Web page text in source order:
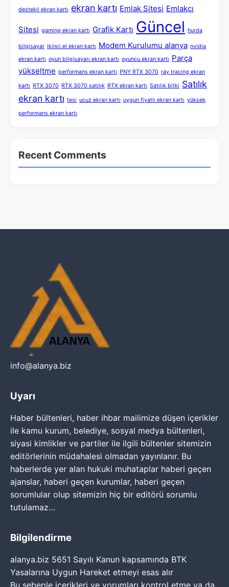
destekli ekran kartı ekran kartı Emlak Sitesi Emlakçı
Sitesi gaming ekran kartı Grafik Kartı Güncel hurda
bilgisayar ikinci el ekran kartı Modem Kurulumu alanya nvidia
ekran kartı oyun bilgisayarı ekran kartı oyuncu ekran kartı Parça
yükseltme performans ekran kartı PNY RTX 3070 ray tracing ekran
kartı RTX 3070 RTX 3070 satılık RTX ekran kartı Satılık bitki Satılık
ekran kartı tesi ucuz ekran kartı uygun fiyatlı ekran kartı yüksek
performans ekran kartı
Recent Comments
info@alanya.biz
Uyarı
Haber bültenleri, haber ihbar mailimize düşen içerikler
ile kamu kurum, belediye, sosyal medya bültenleri,
siyasi kimlikler ve partiler ile ilgili bültenler sitemizin
editörlerinin müdahalesi olmadan yayınlanır. Bu
haberlerde yer alan hukuki muhataplar haberi geçen
ajanslar, haberi geçen kurumlar, haberi geçen
sorumlular olup sitemizin hiç bir editörü sorumlu
tutulamaz…
Bilgilendirme
alanya.biz 5651 Sayılı Kanun kapsamında BTK
Yasalarına Uygun Hareket etmeyi esas alır
Bu sebeple içerikleri ve yorumları kontrol etme ya da